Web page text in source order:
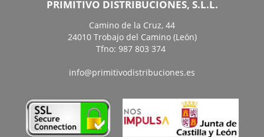
PRIMITIVO DISTRIBUCIONES, S.L.L.
Camino de la Cruz, 44
24010 Trobajo del Camino (León)
Tfno: 987 803 374
info@primitivodistribuciones.es